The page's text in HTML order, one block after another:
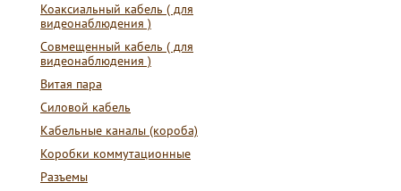
Коаксиальный кабель ( для
видеонаблюдения )
Совмещенный кабель ( для
видеонаблюдения )
Витая пара
Силовой кабель
Кабельные каналы (короба)
Коробки коммутационные
Разъемы